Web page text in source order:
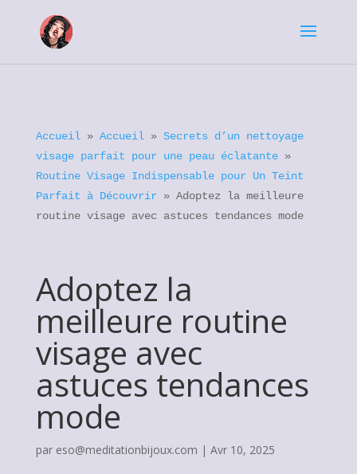
Accueil» Accueil» Secrets d’un nettoyage
visage parfait pour une peau éclatante»
Routine Visage Indispensable pour Un Teint
Parfait à Découvrir » Adoptez la meilleure
routine visage avec astuces tendances mode
Adoptez la
meilleure routine
visage avec
astuces tendances
mode
par eso@meditationbijoux.com | Avr 10, 2025